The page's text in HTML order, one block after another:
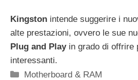
Kingston intende suggerire i
alte prestazioni, ovvero le sue
Plug and Playin grado di offrire
interessanti.
Categorie
Motherboard & RAM